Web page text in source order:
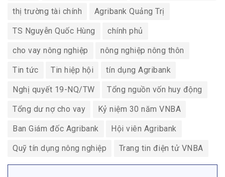
thị trường tài chính Agribank Quảng Trị
TS Nguyễn Quốc Hùng chính phủ
cho vay nông nghiệp nông nghiệp nông thôn
Tin tức Tin hiệp hội tín dụng Agribank
Nghị quyết 19-NQ/TW Tổng nguồn vốn huy động
Tổng dư nợ cho vay Kỷ niệm 30 năm VNBA
Ban Giám đốc Agribank Hội viên Agribank
Quỹ tín dụng nông nghiệp Trang tin điện tử VNBA